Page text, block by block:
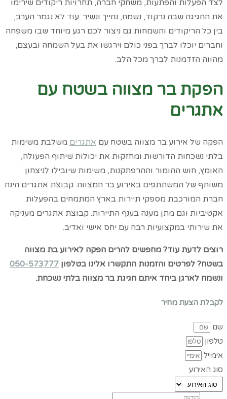
לצד הפעלות והפתעות, משחקי חברה, תחרויות ריקודים שירימו
את החגיגה שבה נרקוד, נשמח, נחייך ונשיר. עוד לא נגמר הערב,
בין כל הריקודים והשמחות גם ניצור לכם רגע מיוחד שבו משפחה
וחברים יוכלו לברך בפני כולם וירגשו את בעל השמחה ובעצם,
מהווה הזדמנות לברך מכל הלב.
הפקת בר מצווה בשטח עם
אתגרים
הפקה של אירוע בר מצווה בשטח עם אתגרים משלבת משימות
בלתי נשכחות הדורשות ומחזקות את יכולות שיתוף הפעולה,
האומץ, חוש ההומור וההרפתקנות, משימות שיובילו לניצחון
משותף של המשתתפים באירוע בר המצווה. קבוצת אתגרים הינה
חברת המורכבת מספקי תיירות בארץ המתמחים בהפעלות
אקטיביות וגם מתן מענה בענף התיירות. קבוצת אתגרים מעניקה
את שירותי במקצועיות רבה עם יחס אישי ואדיב.
רוצים לדעת עוד? מחפשים להרים הפקה לאירוע בת מצווה
בשטח? לפרטים והזמנות התקשרו אלינו בטלפון 050-573777
ונשמח לארגן ביחד איתם חגיגת בר מצווה בלתי נשכחת.
לקבלת הצעת מחיר
שם
טלפון
אימייל
סוג האירוע